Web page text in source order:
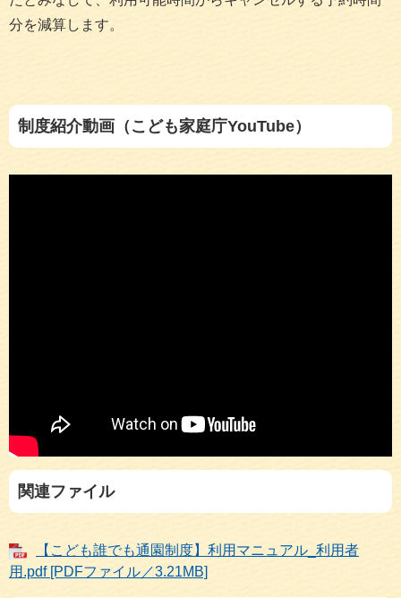
分を減算します。
制度紹介動画（こども家庭庁YouTube）
関連ファイル
【こども誰でも通園制度】利用マニュアル_利用者
用.pdf [PDFファイル／3.21MB]